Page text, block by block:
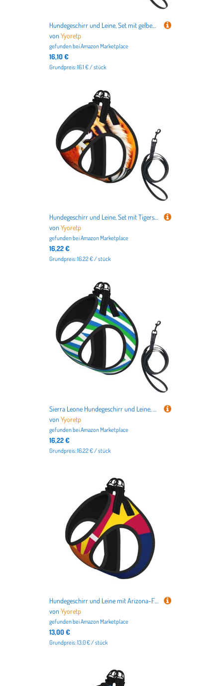
Hundegeschirr und Leine, Set mit gelbem Zitronenmuster, atmungsaktiv, verstellbar, ausbruchsicher, für Katzen und Hunde
vonYyoretp
gefunden beiAmazon Marketplace
16,10 €
Grundpreis: 16.1 € / stück
Hundegeschirr und Leine, Set mit Tigerstreifen, atmungsaktiv, verstellbar, ausbruchsicher, Orange
vonYyoretp
gefunden beiAmazon Marketplace
16,22 €
Grundpreis: 16.22 € / stück
Sierra Leone Hundegeschirr und Leine, Set, atmungsaktiv, verstellbar, ausbruchsicher, für Katzen und Hunde
vonYyoretp
gefunden beiAmazon Marketplace
16,22 €
Grundpreis: 16.22 € / stück
Hundegeschirr und Leine mit Arizona-Flagge, atmungsaktiv, verstellbar, ausbruchsichere Weste für Katzen und Hunde
vonYyoretp
gefunden beiAmazon Marketplace
13,00 €
Grundpreis: 13.0 € / stück